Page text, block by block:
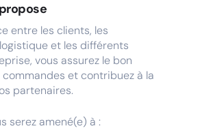
entre les clients, les
et les différents
vous assurez le bon
et contribuez à la
partenaires.
serez amené(e) à :